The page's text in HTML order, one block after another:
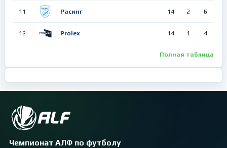
11 Расинг 14 2 6
12 Prolex 14 1 4
Полная таблица
Чемпионат АЛФ по футболу